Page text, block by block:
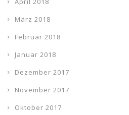
März 2018
Februar 2018
Januar 2018
Dezember 2017
November 2017
Oktober 2017